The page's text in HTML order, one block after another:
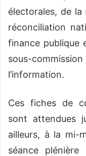
électorales, de
réconciliation
finance publique
sous-
l’information.
Ces fiches de
sont attendues
ailleurs, à la mi-
séance